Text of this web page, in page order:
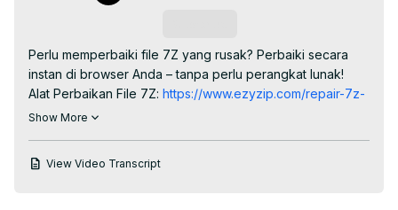
Perlu memperbaiki file 7Z yang rusak? Perbaiki secara
instan di browser Anda – tanpa perlu perangkat lunak!
Alat Perbaikan File 7Z: https://www.ezyzip.com/repair-7z-
it.html
Alat secara otomatis memperbaiki arsip yang rusak
Show More
View Video Transcript